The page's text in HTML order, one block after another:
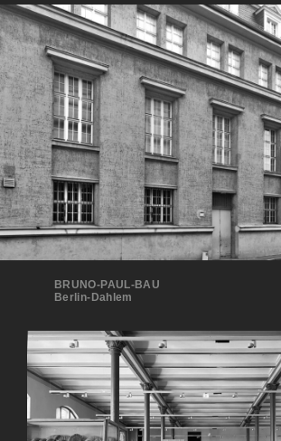
BRUNO-PAUL-BAU
Berlin-Dahlem